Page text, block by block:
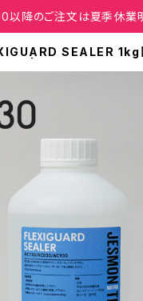
以降のご注文は夏季休業
SEALER 1kg